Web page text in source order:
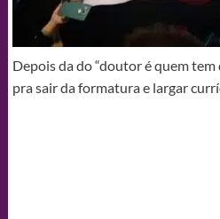
Depois da do “doutor é quem tem
pra sair da formatura e largar